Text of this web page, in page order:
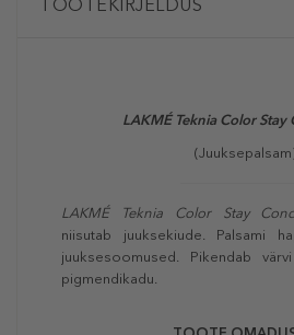
TOOTEKIRJELDUS
LAKMÉ Teknia Color
LAKMÉ Teknia Color Stay
niisutab juuksekiude. Palsami
juuksesoomused. Pikendab
pigmendikadu.